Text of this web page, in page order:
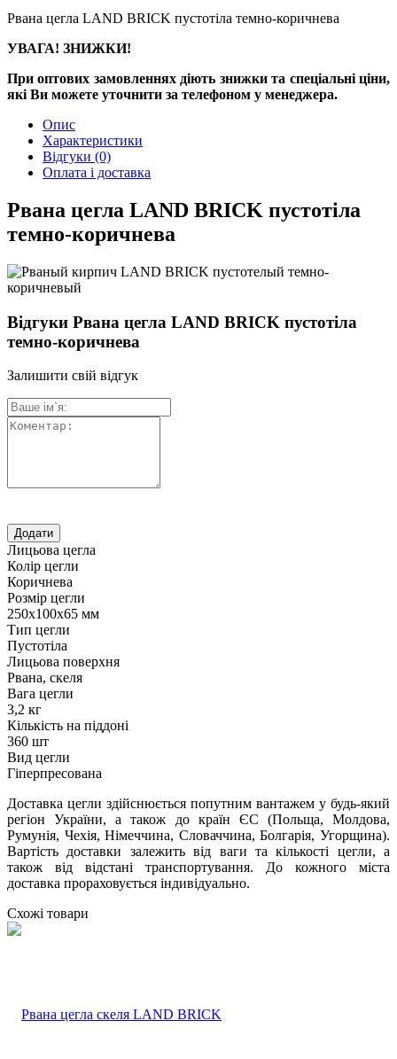
Рвана цегла LAND BRICK пустотіла темно-коричнева
УВАГА! ЗНИЖКИ!
При оптових замовленнях діють знижки та спеціальні ціни,
які Ви можете уточнити за телефоном у менеджера.
Опис
Характеристики
Відгуки (0)
Оплата і доставка
Рвана цегла LAND BRICK пустотіла
темно-коричнева
Відгуки Рвана цегла LAND BRICK пустотіла
темно-коричнева
Залишити свій відгук
Лицьова цегла
Колір цегли
Коричнева
Розмір цегли
250х100х65 мм
Тип цегли
Пустотіла
Лицьова поверхня
Рвана, скеля
Вага цегли
3,2 кг
Кількість на піддоні
360 шт
Вид цегли
Гіперпресована
Доставка цегли здійснюється попутним вантажем у будь-який
регіон України, а також до країн ЄС (Польща, Молдова,
Румунія, Чехія, Німеччина, Словаччина, Болгарія, Угорщина).
Вартість доставки залежить від ваги та кількості цегли, а
також від відстані транспортування. До кожного міста
доставка прораховується індивідуально.
Схожі товари